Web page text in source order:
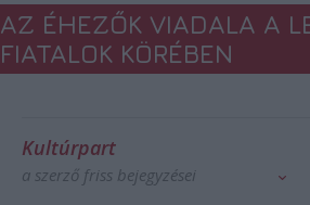
AZ ÉHEZŐK VIADALA A
FIATALOK KÖRÉBEN
Kultúrpart
a szerző friss bejegyzései